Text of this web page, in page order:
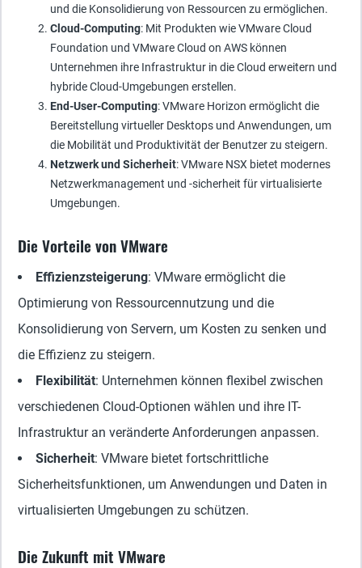
und die Konsolidierung von Ressourcen zu ermöglichen.
Cloud-Computing: Mit Produkten wie VMware Cloud
Foundation und VMware Cloud on AWS können
Unternehmen ihre Infrastruktur in die Cloud erweitern und
hybride Cloud-Umgebungen erstellen.
End-User-Computing: VMware Horizon ermöglicht die
Bereitstellung virtueller Desktops und Anwendungen, um
die Mobilität und Produktivität der Benutzer zu steigern.
Netzwerk und Sicherheit: VMware NSX bietet modernes
Netzwerkmanagement und -sicherheit für virtualisierte
Umgebungen.
Die Vorteile von VMware
Effizienzsteigerung: VMware ermöglicht die
Optimierung von Ressourcennutzung und die
Konsolidierung von Servern, um Kosten zu senken und
die Effizienz zu steigern.
Flexibilität: Unternehmen können flexibel zwischen
verschiedenen Cloud-Optionen wählen und ihre IT-
Infrastruktur an veränderte Anforderungen anpassen.
Sicherheit: VMware bietet fortschrittliche
Sicherheitsfunktionen, um Anwendungen und Daten in
virtualisierten Umgebungen zu schützen.
Die Zukunft mit VMware